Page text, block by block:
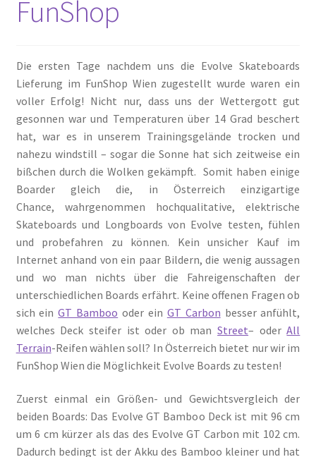
FunShop
Die ersten Tage nachdem uns die Evolve Skateboards
Lieferung im FunShop Wien zugestellt wurde waren ein
voller Erfolg! Nicht nur, dass uns der Wettergott gut
gesonnen war und Temperaturen über 14 Grad beschert
hat, war es in unserem Trainingsgelände trocken und
nahezu windstill – sogar die Sonne hat sich zeitweise ein
bißchen durch die Wolken gekämpft. Somit haben einige
Boarder gleich die, in Österreich einzigartige
Chance, wahrgenommen hochqualitative, elektrische
Skateboards und Longboards von Evolve testen, fühlen
und probefahren zu können. Kein unsicher Kauf im
Internet anhand von ein paar Bildern, die wenig aussagen
und wo man nichts über die Fahreigenschaften der
unterschiedlichen Boards erfährt. Keine offenen Fragen ob
sich einGT Bamboo oder ein GT Carbon besser anfühlt,
welches Deck steifer ist oder ob manStreet– oderAll
Terrain-Reifen wählen soll? In Österreich bietet nur wir im
FunShop Wien die Möglichkeit Evolve Boards zu testen!
Zuerst einmal ein Größen- und Gewichtsvergleich der
beiden Boards: Das Evolve GT Bamboo Deck ist mit 96 cm
um 6 cm kürzer als das des Evolve GT Carbon mit 102 cm.
Dadurch bedingt ist der Akku des Bamboo kleiner und hat